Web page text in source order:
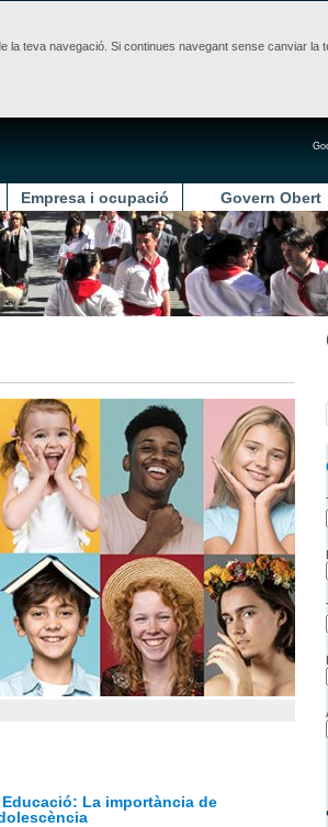
teva navegació. Si continues navegant sense canviar la
Empresa i ocupació Govern Obert
La importància de